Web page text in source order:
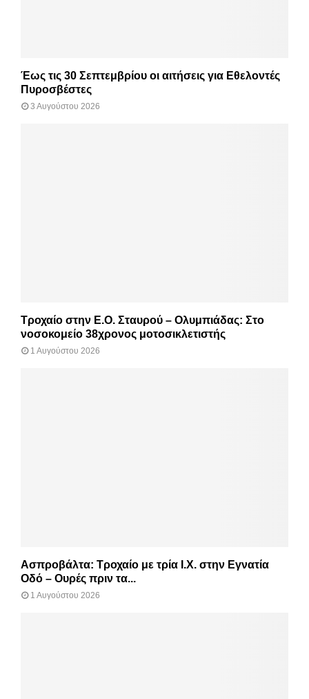
Έως τις 30 Σεπτεμβρίου οι αιτήσεις για Εθελοντές
Πυροσβέστες
3 Αυγούστου 2026
Τροχαίο στην Ε.Ο. Σταυρού – Ολυμπιάδας: Στο
νοσοκομείο 38χρονος μοτοσικλετιστής
1 Αυγούστου 2026
Ασπροβάλτα: Τροχαίο με τρία Ι.Χ. στην Εγνατία
Οδό – Ουρές πριν τα...
1 Αυγούστου 2026